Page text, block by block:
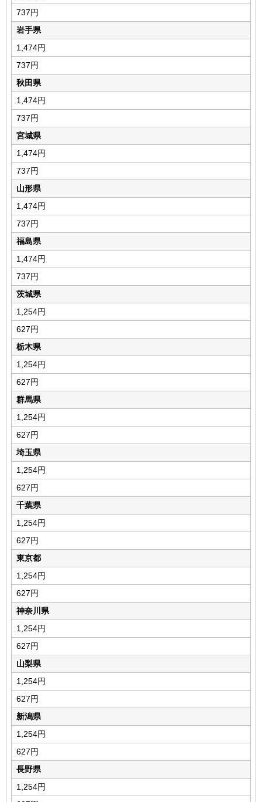
737円
岩手県
1,474円
737円
秋田県
1,474円
737円
宮城県
1,474円
737円
山形県
1,474円
737円
福島県
1,474円
737円
茨城県
1,254円
627円
栃木県
1,254円
627円
群馬県
1,254円
627円
埼玉県
1,254円
627円
千葉県
1,254円
627円
東京都
1,254円
627円
神奈川県
1,254円
627円
山梨県
1,254円
627円
新潟県
1,254円
627円
長野県
1,254円